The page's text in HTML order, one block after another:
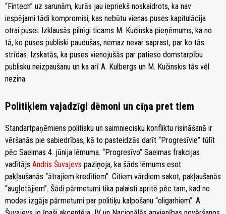
“Fintech” uz sarunām, kurās jau iepriekš noskaidrots, ka nav
iespējami tādi kompromisi, kas nebūtu vienas puses kapitulācija
otrai pusei. Izklausās pilnīgi ticams M. Kučinska pieņēmums, ka no
tā, ko puses publiski paudušas, nemaz nevar saprast, par ko tās
strīdas. Izskatās, ka puses vienojušās par patieso domstarpību
publisku neizpaušanu un ka arī A. Kulbergs un M. Kučinskis tās vēl
nezina.
Politiķiem vajadzīgi dēmoni un cīņa pret tiem
Standartpaņēmiens politisku un saimniecisku konfliktu risināšanā ir
vēršanās pie sabiedrības, kā to pasteidzās darīt “Progresīvie” tūlīt
pēc Saeimas 4. jūnija lēmuma. “Progresīvo” Saeimas frakcijas
vadītājs Andris Šuvajevs paziņoja, ka šāds lēmums esot
pakļaušanās “ātrajiem kredītiem”. Citiem vārdiem sakot, pakļaušanās
“augļotājiem”. Šādi pārmetumi tika palaisti apritē pēc tam, kad no
modes izgāja pārmetumi par politiķu kalpošanu “oligarhiem”. A.